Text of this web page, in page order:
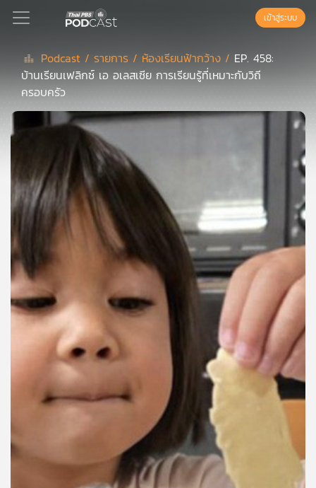
Podcast
เพล
ลิ
สต์
แนะนำ
เพล
ย์
ลิ
สต์
ของ
คุณ
เข้าสู่ระบบ
Podcast / รายการ / ห้องเรียนฟ้ากว้าง / EP. 458:
บ้านเรียนเฟลิกซ์ เอ อเลสเซีย การเรียนรู้ที่เหมาะกับวิถี
ครอบครัว